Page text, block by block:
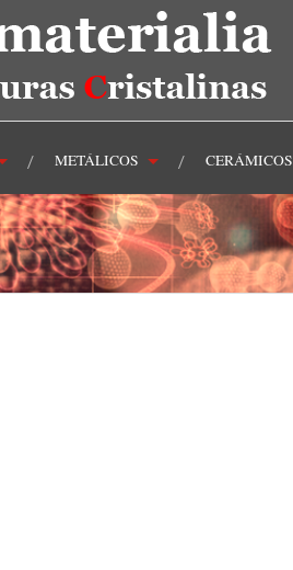
METÁLICOS CERÁMICOS